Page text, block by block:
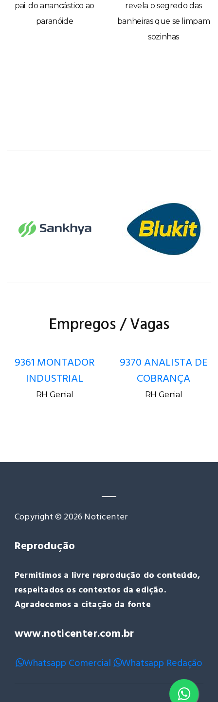
pai: do anancástico ao
paranóide
revela o segredo das
banheiras que se limpam
sozinhas
Empregos / Vagas
9361 MONTADOR
INDUSTRIAL
RH Genial
9370 ANALISTA DE
COBRANÇA
RH Genial
Copyright © 2026 Noticenter
Reprodução
Permitimos a livre reprodução do conteúdo,
respeitados os contextos da edição.
Agradecemos a citação da fonte
www.noticenter.com.br
Whatsapp Comercial Whatsapp Redação